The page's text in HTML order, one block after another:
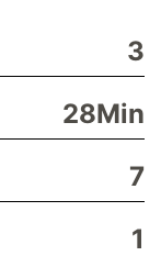
3
28Min
7
1